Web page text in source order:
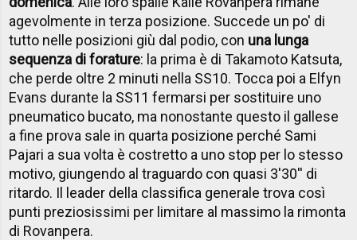
agevolmente in terza posizione. Succede un po' di
tutto nelle posizioni giù dal podio, con una lunga
sequenza di forature: la prima è di Takamoto Katsuta,
che perde oltre 2 minuti nella SS10. Tocca poi a Elfyn
Evans durante la SS11 fermarsi per sostituire uno
pneumatico bucato, ma nonostante questo il gallese
a fine prova sale in quarta posizione perché Sami
Pajari a sua volta è costretto a uno stop per lo stesso
motivo, giungendo al traguardo con quasi 3'30'' di
ritardo. Il leader della classifica generale trova così
punti preziosissimi per limitare al massimo la rimonta
di Rovanpera.